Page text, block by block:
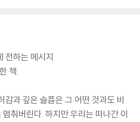
전하는 메시지
책.
과 깊은 슬픔은 그 어떤 것과도 비
춰버린다. 하지만 우리는 떠나간 이